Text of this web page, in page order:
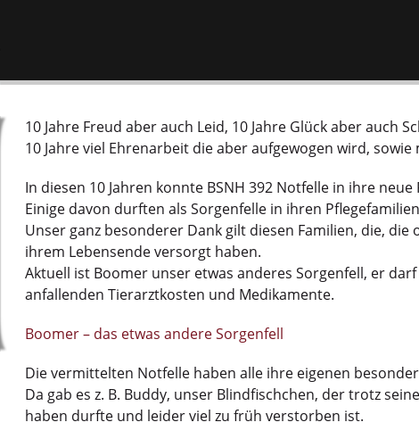
10 Jahre Freud aber auch Leid, 10 Jahre Glück aber auch
10 Jahre viel Ehrenarbeit die aber aufgewogen wird,
In diesen 10 Jahren konnte BSNH 392 Notfelle in ihre
Einige davon durften als Sorgenfelle in ihren
Unser ganz besonderer Dank gilt diesen Familien, die,
ihrem Lebensende versorgt haben.
Aktuell ist Boomer unser etwas anderes Sorgenfell, er
anfallenden Tierarztkosten und Medikamente.
Boomer – das etwas andere Sorgenfell
Die vermittelten Notfelle haben alle ihre eigenen
Da gab es z. B. Buddy, unser Blindfischchen, der trotz
haben durfte und leider viel zu früh verstorben ist.